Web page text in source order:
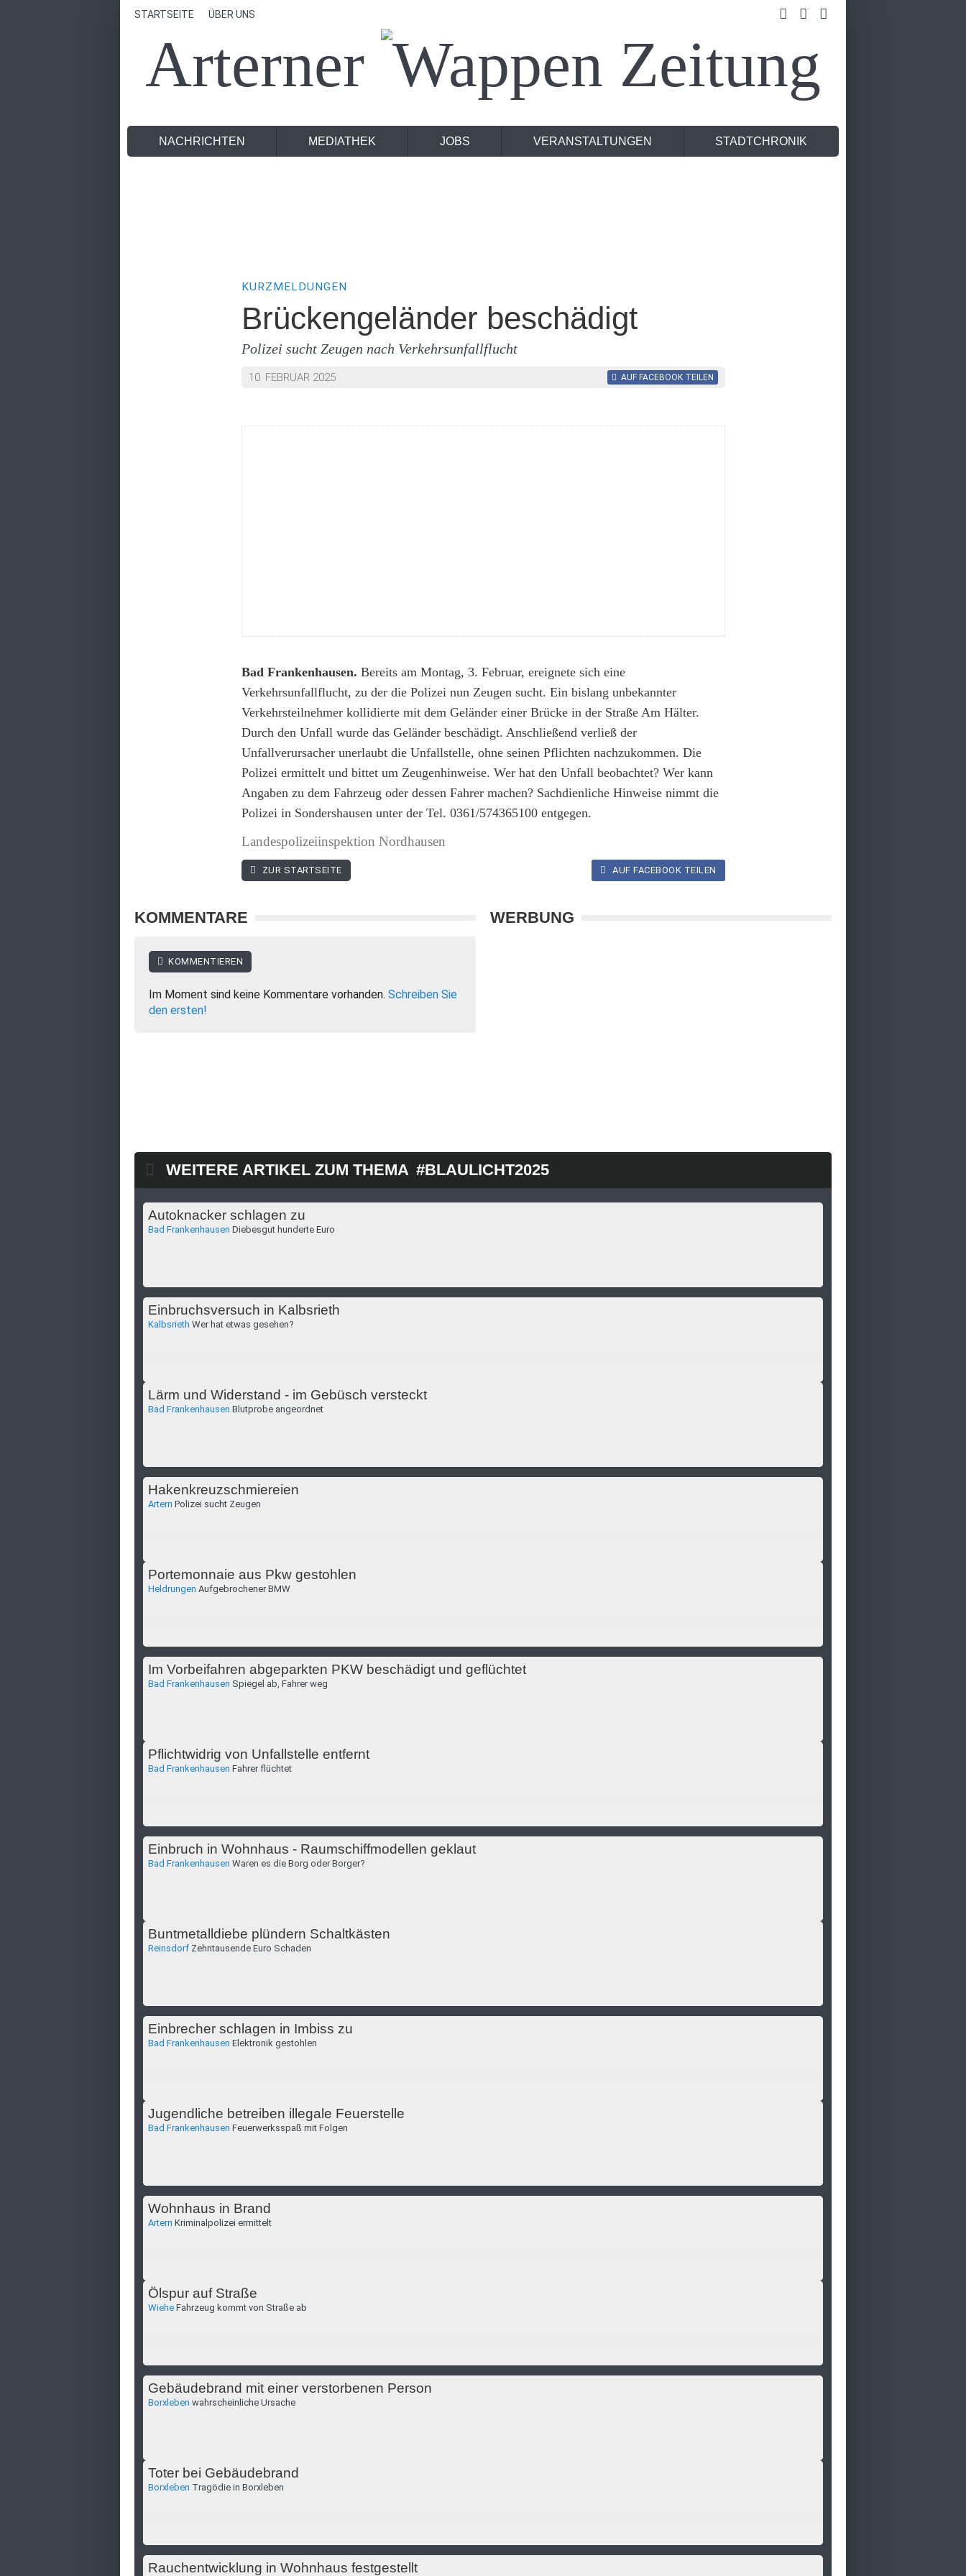
STARTSEITE ÜBER UNS
Arterner Zeitung
NACHRICHTEN MEDIATHEK JOBS VERANSTALTUNGEN STADTCHRONIK
KURZMELDUNGEN
Brückengeländer beschädigt
Polizei sucht Zeugen nach Verkehrsunfallflucht
10. FEBRUAR 2025 AUF FACEBOOK TEILEN
Bad Frankenhausen. Bereits am Montag, 3. Februar, ereignete sich eine
Verkehrsunfallflucht, zu der die Polizei nun Zeugen sucht. Ein bislang unbekannter
Verkehrsteilnehmer kollidierte mit dem Geländer einer Brücke in der Straße Am Hälter.
Durch den Unfall wurde das Geländer beschädigt. Anschließend verließ der
Unfallverursacher unerlaubt die Unfallstelle, ohne seinen Pflichten nachzukommen. Die
Polizei ermittelt und bittet um Zeugenhinweise. Wer hat den Unfall beobachtet? Wer kann
Angaben zu dem Fahrzeug oder dessen Fahrer machen? Sachdienliche Hinweise nimmt die
Polizei in Sondershausen unter der Tel. 0361/574365100 entgegen.
Landespolizeiinspektion Nordhausen
ZUR STARTSEITE AUF FACEBOOK TEILEN
KOMMENTARE
KOMMENTIEREN
Im Moment sind keine Kommentare vorhanden. Schreiben Sie
den ersten!
WERBUNG
WEITERE ARTIKEL ZUM THEMA #BLAULICHT2025
Autoknacker schlagen zu
Bad Frankenhausen Diebesgut hunderte Euro
Einbruchsversuch in Kalbsrieth
Kalbsrieth Wer hat etwas gesehen?
Lärm und Widerstand - im Gebüsch versteckt
Bad Frankenhausen Blutprobe angeordnet
Hakenkreuzschmiereien
Artern Polizei sucht Zeugen
Portemonnaie aus Pkw gestohlen
Heldrungen Aufgebrochener BMW
Im Vorbeifahren abgeparkten PKW beschädigt und geflüchtet
Bad Frankenhausen Spiegel ab, Fahrer weg
Pflichtwidrig von Unfallstelle entfernt
Bad Frankenhausen Fahrer flüchtet
Einbruch in Wohnhaus - Raumschiffmodellen geklaut
Bad Frankenhausen Waren es die Borg oder Borger?
Buntmetalldiebe plündern Schaltkästen
Reinsdorf Zehntausende Euro Schaden
Einbrecher schlagen in Imbiss zu
Bad Frankenhausen Elektronik gestohlen
Jugendliche betreiben illegale Feuerstelle
Bad Frankenhausen Feuerwerksspaß mit Folgen
Wohnhaus in Brand
Artern Kriminalpolizei ermittelt
Ölspur auf Straße
Wiehe Fahrzeug kommt von Straße ab
Gebäudebrand mit einer verstorbenen Person
Borxleben wahrscheinliche Ursache
Toter bei Gebäudebrand
Borxleben Tragödie in Borxleben
Rauchentwicklung in Wohnhaus festgestellt